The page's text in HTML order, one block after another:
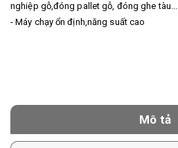
nghiệp gỗ,đóng pallet gỗ, đóng ghe tàu...
- Máy chạy ổn định,năng suất cao
Mô tả